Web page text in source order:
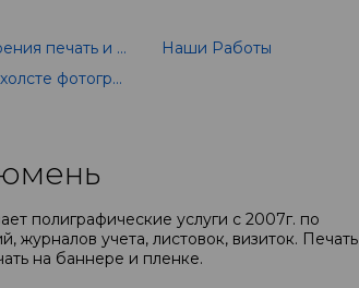
Удостоверения печать и изготовление
Наши Работы
Печать на холсте фотографии
полиграфические услуги с 2007г. по
журналов учета, листовок, визиток. Печать
на баннере и пленке.